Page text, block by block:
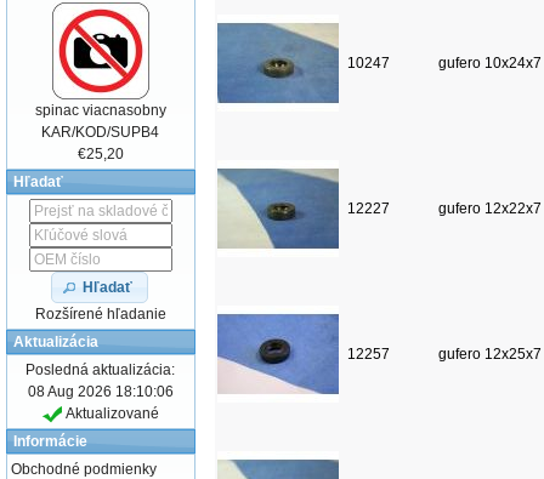
10247 gufero 10x24x7
12227 gufero 12x22x7
12257 gufero 12x25x7
spinac viacnasobny
KAR/KOD/SUPB4
€25,20
Hľadať
Hľadať
Rozšírené hľadanie
Aktualizácia
Posledná aktualizácia:
08 Aug 2026 18:10:06
Aktualizované
Informácie
Obchodné podmienky